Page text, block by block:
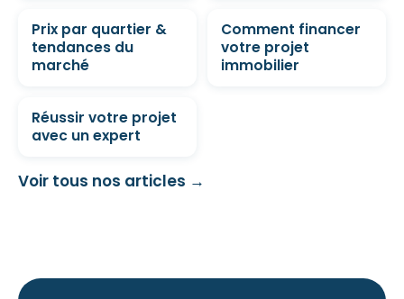
Prix par quartier &
tendances du
marché
Comment financer
votre projet
immobilier
Réussir votre projet
avec un expert
Voir tous nos articles →